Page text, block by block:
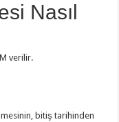
Nasıl
verilir.
bitiş tarihinden